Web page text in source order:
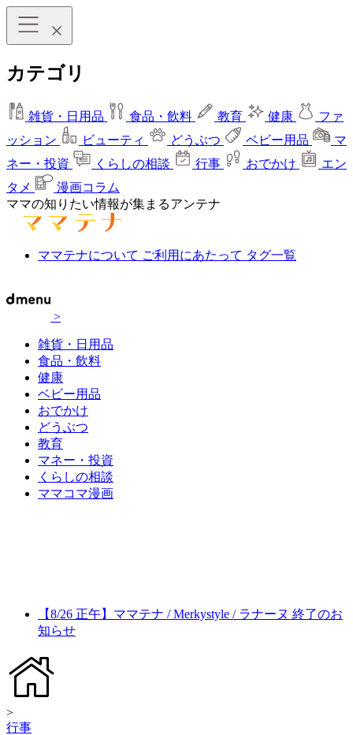
カテゴリ
雑貨・日用品 食品・飲料 教育 健康
ファ
ッション
ビューティ どうぶつ ベビー用品
マ
ネー・投資
くらしの相談 行事 おでかけ
エン
タメ
漫画コラム
ママの知りたい情報が集まるアンテナ
ママテナについて ご利用にあたって タグ一覧
>
雑貨・日用品
食品・飲料
健康
ベビー用品
おでかけ
どうぶつ
教育
マネー・投資
くらしの相談
ママコマ漫画
【8/26 正午】ママテナ / Merkystyle / ラナーヌ 終了のお
知らせ
>
行事